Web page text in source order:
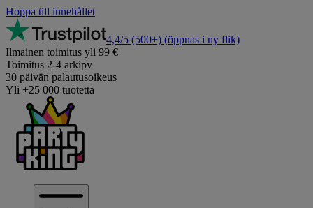
Hoppa till innehållet
4,4/5 (500+) (öppnas i ny flik)
Ilmainen toimitus yli 99 €
Toimitus 2-4 arkipv
30 päivän palautusoikeus
Yli +25 000 tuotetta